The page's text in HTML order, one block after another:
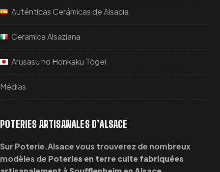
Auténticas Cerámicas de Alsacia
Ceramica Alsaziana
Arusasu no Honkaku Tōgei
Médias
POTERIES ARTISANALES D’ALSACE
Sur Poterie.Alsace vous trouverez de nombreux
modèles de Poteries en terre cuite fabriquées